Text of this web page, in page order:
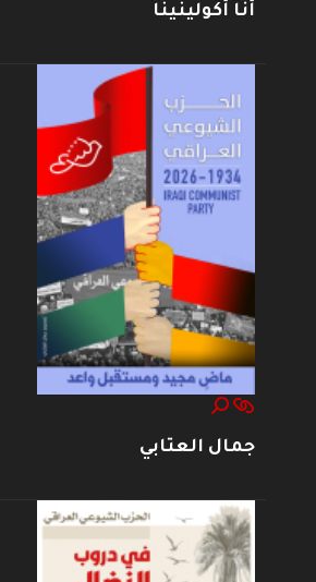
أنا أكولينينا
جمال العتابي